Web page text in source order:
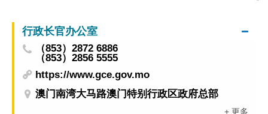
行政长官办公室
（853）2872 6886
（853）2856 5555
https://www.gce.gov.mo
澳门南湾大马路澳门特别行政区政府总部
+ 更多